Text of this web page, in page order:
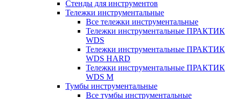
Стенды для инструментов
Тележки инструментальные
Все тележки инструментальные
Тележки инструментальные ПРАКТИК
WDS
Тележки инструментальные ПРАКТИК
WDS HARD
Тележки инструментальные ПРАКТИК
WDS M
Тумбы инструментальные
Все тумбы инструментальные